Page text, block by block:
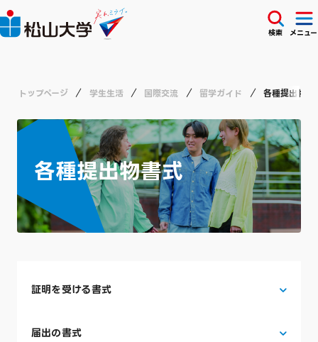
検索 メニュー
トップページ 学生生活 国際交流 留学ガイド 各種提出物書
各種提出物書式
証明を受ける書式
届出の書式